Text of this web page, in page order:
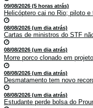
09/08/2026 (5 horas atrás)
Helicóptero cai no Rio; piloto e
08/08/2026 (um dia atrás)
Cartas de ministros do STF
08/08/2026 (um dia atrás)
Morre porco clonado em
08/08/2026 (um dia atrás)
Desmatamento tem novo
08/08/2026 (um dia atrás)
Estudante perde bolsa do